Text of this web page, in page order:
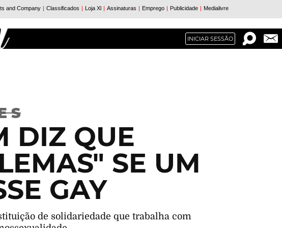
INICIAR SESSÃO
DIZ QUE
SE UM
GAY
de solidariedade que trabalha com